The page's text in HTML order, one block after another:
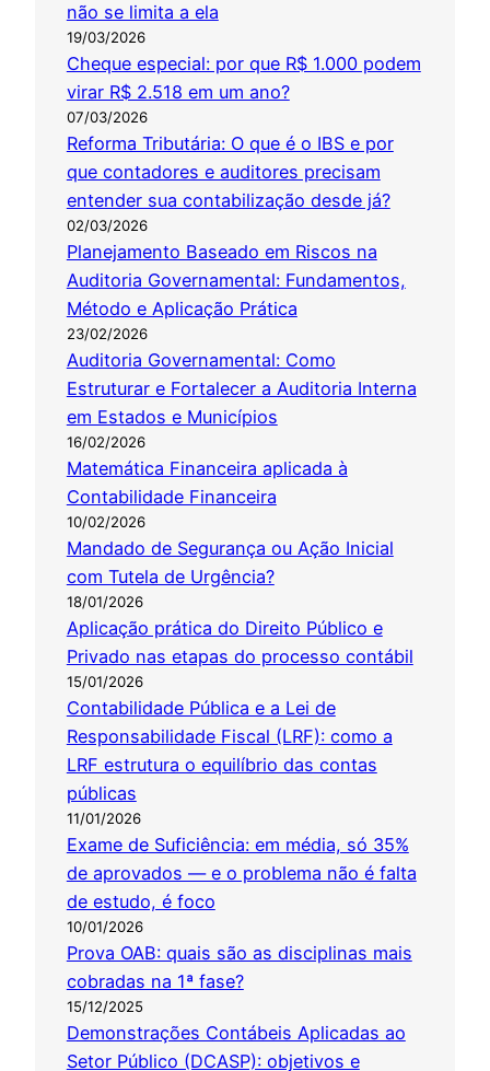
não se limita a ela
19/03/2026
Cheque especial: por que R$ 1.000 podem
virar R$ 2.518 em um ano?
07/03/2026
Reforma Tributária: O que é o IBS e por
que contadores e auditores precisam
entender sua contabilização desde já?
02/03/2026
Planejamento Baseado em Riscos na
Auditoria Governamental: Fundamentos,
Método e Aplicação Prática
23/02/2026
Auditoria Governamental: Como
Estruturar e Fortalecer a Auditoria Interna
em Estados e Municípios
16/02/2026
Matemática Financeira aplicada à
Contabilidade Financeira
10/02/2026
Mandado de Segurança ou Ação Inicial
com Tutela de Urgência?
18/01/2026
Aplicação prática do Direito Público e
Privado nas etapas do processo contábil
15/01/2026
Contabilidade Pública e a Lei de
Responsabilidade Fiscal (LRF): como a
LRF estrutura o equilíbrio das contas
públicas
11/01/2026
Exame de Suficiência: em média, só 35%
de aprovados — e o problema não é falta
de estudo, é foco
10/01/2026
Prova OAB: quais são as disciplinas mais
cobradas na 1ª fase?
15/12/2025
Demonstrações Contábeis Aplicadas ao
Setor Público (DCASP): objetivos e